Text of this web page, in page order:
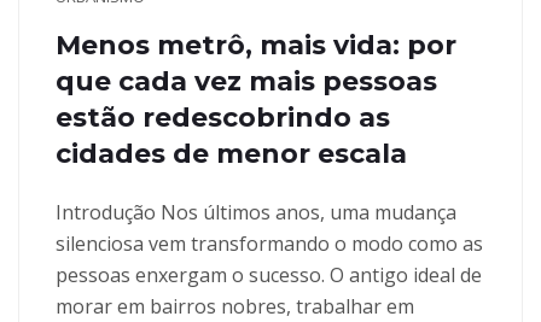
Menos metrô, mais vida: por
que cada vez mais pessoas
estão redescobrindo as
cidades de menor escala
Introdução Nos últimos anos, uma mudança
silenciosa vem transformando o modo como as
pessoas enxergam o sucesso. O antigo ideal de
morar em bairros nobres, trabalhar em